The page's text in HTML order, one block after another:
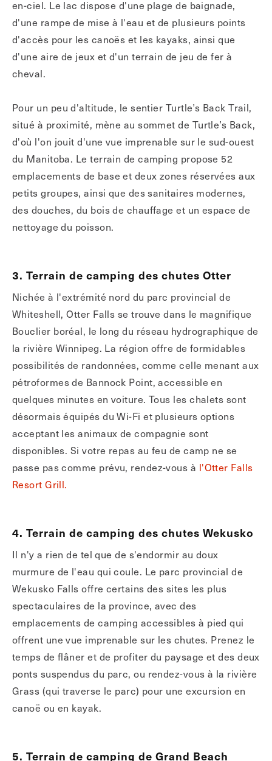
en-ciel. Le lac dispose d'une plage de baignade,
d'une rampe de mise à l'eau et de plusieurs points
d'accès pour les canoës et les kayaks, ainsi que
d'une aire de jeux et d'un terrain de jeu de fer à
cheval.
Pour un peu d'altitude, le sentier Turtle’s Back Trail,
situé à proximité, mène au sommet de Turtle’s Back,
d'où l'on jouit d'une vue imprenable sur le sud-ouest
du Manitoba. Le terrain de camping propose 52
emplacements de base et deux zones réservées aux
petits groupes, ainsi que des sanitaires modernes,
des douches, du bois de chauffage et un espace de
nettoyage du poisson.
3. Terrain de camping des chutes Otter
Nichée à l'extrémité nord du parc provincial de
Whiteshell, Otter Falls se trouve dans le magnifique
Bouclier boréal, le long du réseau hydrographique de
la rivière Winnipeg. La région offre de formidables
possibilités de randonnées, comme celle menant aux
pétroformes de Bannock Point, accessible en
quelques minutes en voiture. Tous les chalets sont
désormais équipés du Wi-Fi et plusieurs options
acceptant les animaux de compagnie sont
disponibles. Si votre repas au feu de camp ne se
passe pas comme prévu, rendez-vous à l'Otter Falls
Resort Grill.
4. Terrain de camping des chutes Wekusko
Il n'y a rien de tel que de s'endormir au doux
murmure de l'eau qui coule. Le parc provincial de
Wekusko Falls offre certains des sites les plus
spectaculaires de la province, avec des
emplacements de camping accessibles à pied qui
offrent une vue imprenable sur les chutes. Prenez le
temps de flâner et de profiter du paysage et des deux
ponts suspendus du parc, ou rendez-vous à la rivière
Grass (qui traverse le parc) pour une excursion en
canoë ou en kayak.
5. Terrain de camping de Grand Beach